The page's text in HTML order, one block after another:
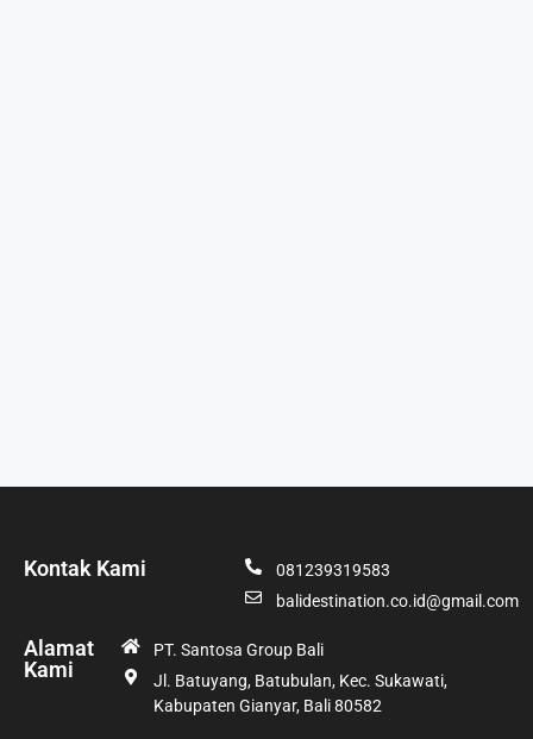
Kontak Kami
081239319583
balidestination.co.id@gmail.com
Alamat
Kami
PT. Santosa Group Bali
Jl. Batuyang, Batubulan, Kec. Sukawati,
Kabupaten Gianyar, Bali 80582